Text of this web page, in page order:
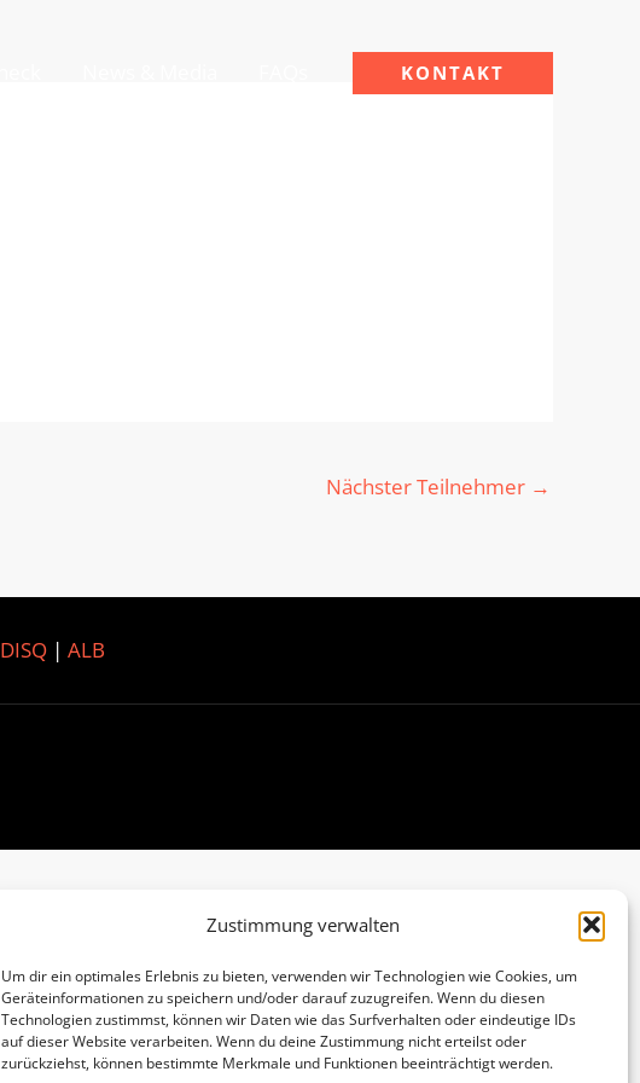
Zustimmung verwalten
Um dir ein optimales Erlebnis zu bieten, verwenden wir Technologien wie Cookies, um
Geräteinformationen zu speichern und/oder darauf zuzugreifen. Wenn du diesen
Technologien zustimmst, können wir Daten wie das Surfverhalten oder eindeutige IDs
auf dieser Website verarbeiten. Wenn du deine Zustimmung nicht erteilst oder
zurückziehst, können bestimmte Merkmale und Funktionen beeinträchtigt werden.
KONTAKT
Nächster Teilnehmer →
DISQ| ALB